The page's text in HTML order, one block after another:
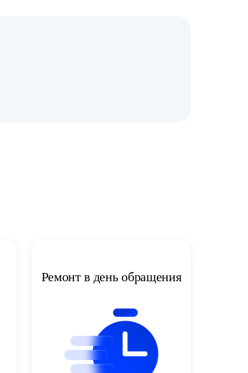
Ремонт в день обращения